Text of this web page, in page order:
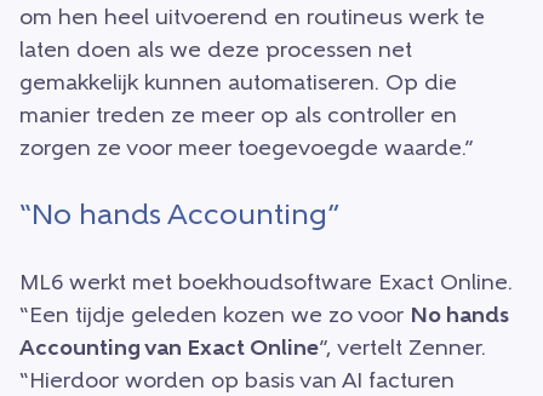
om hen heel uitvoerend en routineus werk te
laten doen als we deze processen net
gemakkelijk kunnen automatiseren. Op die
manier treden ze meer op als controller en
zorgen ze voor meer toegevoegde waarde.”
“No hands Accounting”
ML6 werkt met boekhoudsoftware Exact Online.
“Een tijdje geleden kozen we zo voor No hands
Accounting van Exact Online”, vertelt Zenner.
“Hierdoor worden op basis van AI facturen